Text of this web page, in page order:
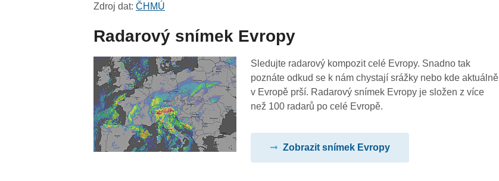
14:10
14:00
13:50
Zdroj dat:ČHMÚ
Radarový snímek Evropy
Sledujte radarový kompozit celé Evropy. Snadno tak
poznáte odkud se k nám chystají srážky nebo kde aktuálně
v Evropě prší. Radarový snímek Evropy je složen z více
než 100 radarů po celé Evropě.
Zobrazit snímek Evropy